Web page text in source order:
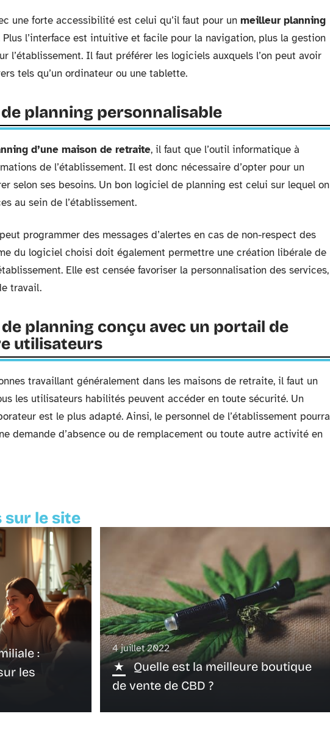
une forte accessibilité est celui qu’il faut pour un meilleur planning
Plus l’interface est intuitive et facile pour la navigation, plus la gestion
l’établissement. Il faut préférer les logiciels auxquels l’on peut avoir
tels qu’un ordinateur ou une tablette.
planning personnalisable
d’une maison de retraite, il faut que l’outil informatique à
de l’établissement. Il est donc nécessaire d’opter pour un
selon ses besoins. Un bon logiciel de planning est celui sur lequel on
au sein de l’établissement.
programmer des messages d’alertes en cas de non-respect des
du logiciel choisi doit également permettre une création libérale de
Elle est censée favoriser la personnalisation des services,
travail.
planning conçu avec un portail de
utilisateurs
travaillant généralement dans les maisons de retraite, il faut un
les utilisateurs habilités peuvent accéder en toute sécurité. Un
est le plus adapté. Ainsi, le personnel de l’établissement pourra
demande d’absence ou de remplacement ou toute autre activité en
sur le site
:
les
4 juillet 2022
Quelle est la meilleure boutique
de vente de CBD ?